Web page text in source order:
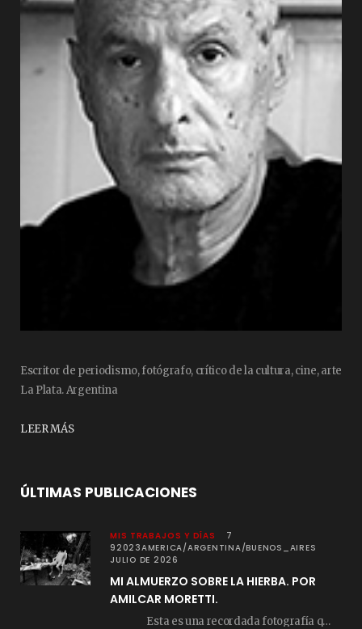
Escritor de periodismo, fotógrafo, crítico de la cultura, cine, arte
La Plata. Argentina
LEER MÁS
ÚLTIMAS PUBLICACIONES
MIS TRABAJOS Y DÍAS
7
92023AMERICA/ARGENTINA/BUENOS_AIRES
JULIO DE 2026
MI ALMUERZO SOBRE LA HIERBA. POR
AMILCAR MORETTI.
Esta es una recordada fotografía que registré…